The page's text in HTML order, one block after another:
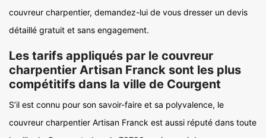
couvreur charpentier, demandez-lui de vous dresser un devis
détaillé gratuit et sans engagement.
Les tarifs appliqués par le couvreur
charpentier Artisan Franck sont les plus
compétitifs dans la ville de Courgent
S’il est connu pour son savoir-faire et sa polyvalence, le
couvreur charpentier Artisan Franck est aussi réputé dans toute